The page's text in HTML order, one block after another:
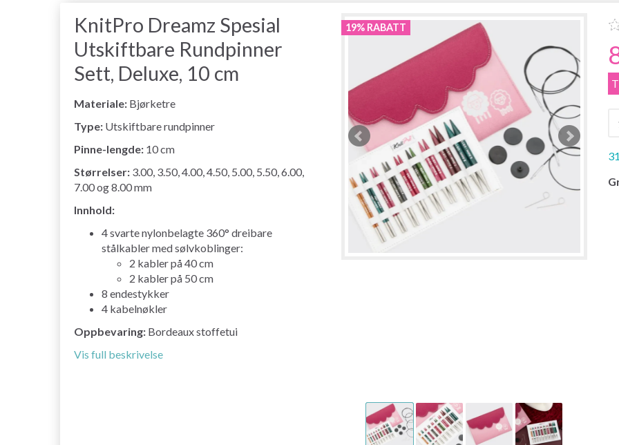
KnitPro Dreamz Spesial
Utskiftbare Rundpinner
Sett, Deluxe, 10 cm
Materiale: Bjørketre
Type: Utskiftbare rundpinner
Pinne-lengde: 10 cm
Størrelser: 3.00, 3.50, 4.00, 4.50, 5.00, 5.50, 6.00,
7.00 og 8.00 mm
Innhold:
4 svarte nylonbelagte 360° dreibare
stålkabler med sølvkoblinger:
2 kabler på 40 cm
2 kabler på 50 cm
8 endestykker
4 kabelnøkler
Oppbevaring: Bordeaux stoffetui
Vis full beskrivelse
19% RABATT